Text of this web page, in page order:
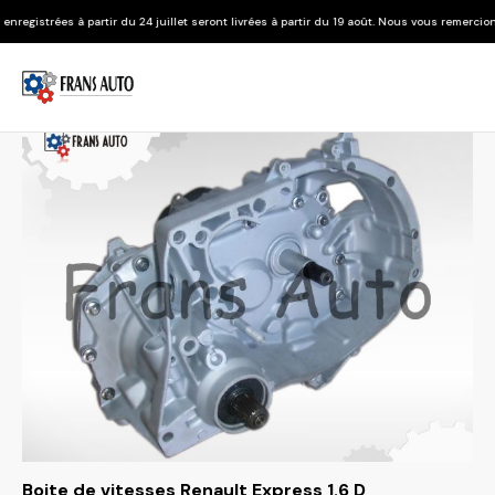
24 juillet seront livrées à partir du 19 août. Nous vous remercions de votre
Boite de vitesses Renault Express 1.6 D